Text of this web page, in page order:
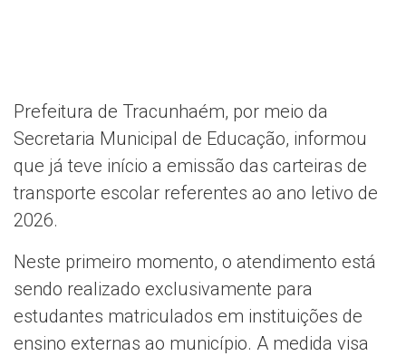
Prefeitura de Tracunhaém, por meio da
Secretaria Municipal de Educação, informou
que já teve início a emissão das carteiras de
transporte escolar referentes ao ano letivo de
2026.
Neste primeiro momento, o atendimento está
sendo realizado exclusivamente para
estudantes matriculados em instituições de
ensino externas ao município. A medida visa